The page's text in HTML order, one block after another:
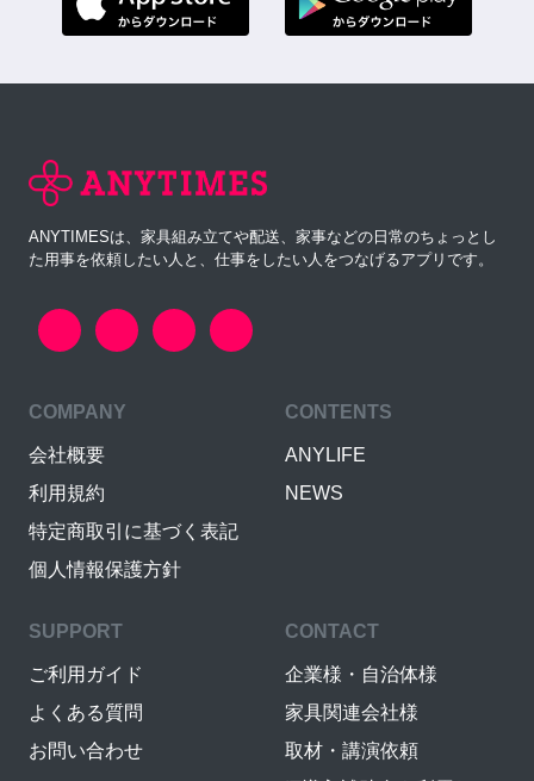
ANYTIMESは、家具組み立てや配送、家事などの日常のちょっとし
た用事を依頼したい人と、仕事をしたい人をつなげるアプリです。
COMPANY
会社概要
利用規約
特定商取引に基づく表記
個人情報保護方針
CONTENTS
ANYLIFE
NEWS
SUPPORT
ご利用ガイド
よくある質問
お問い合わせ
CONTACT
企業様・自治体様
家具関連会社様
取材・講演依頼